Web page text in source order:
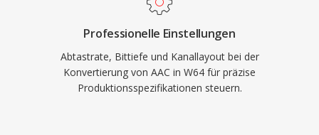
Professionelle Einstellungen
Abtastrate, Bittiefe und Kanallayout bei der
Konvertierung von AAC in W64 für präzise
Produktionsspezifikationen steuern.